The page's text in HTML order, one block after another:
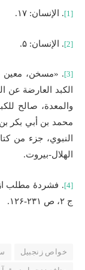
[1]. الإنسان: ۱۷.
[2]. الإنسان: ۵.
[3]. «مسخن، معین
الكبد العارضة عن
والمعدة، صالح
الهلال-بيروت.
[4]. فشردۀ مطلب
ج ۲، ص ۲۳۱-۱۲۶.
خواص زنجبیل